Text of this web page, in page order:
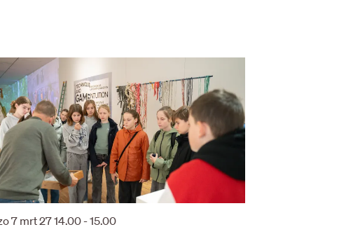
7 mrt 2714.00 - 15.00